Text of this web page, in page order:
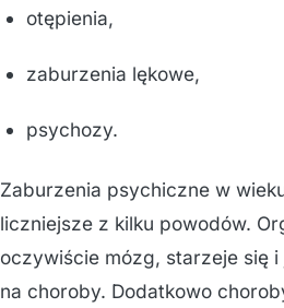
otępienia,
zaburzenia lękowe,
psychozy.
Zaburzenia psychiczne w
liczniejsze z kilku powodów.
oczywiście mózg, starzeje się
na choroby. Dodatkowo